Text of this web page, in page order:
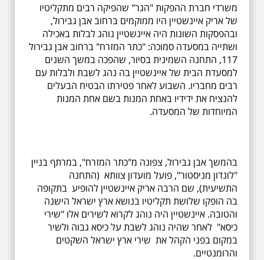
משרדי חברת ההפקות "הגר" שהפיקה רבים מתקליטיו
של אריק איינשטיין היו ממוקמים ברחוב אבן גבירול,
ובהפסקות השונות היה איינשטיין נוהג לבלות באכילה
ושתייה במסעדה סמוכה: "כתר המזרח" ברחוב אבן גבירול
117, התחנה השמינית בסיור, שהפכה במשך השנים
למסעדת הבית של איינשטיין בה נהג לשבת ולבלות עם
רבים מחבריו. השבוע לאחר פטירתו הבטיח הבעלים
להנציח את ידידיו באחת המנות בשם אחת המנות
המיוחדות של המסעדה.
בהמשך אבן גבירול, צפונה מ"כתר המזרח", במרתף בניין
"לונדון מניסטור", פועל מועדון צוותא (התחנה
התשיעית), שם הרבה אריק איינשטיין להופיע בתקופה
בה הופקו שלושת תקליטיו בנושא ארץ ישראל הישנה
והטובה. איינשטיין היה נוהג לקרוא לשירים אלו "שירי
כיסא" לאחר שהיה נוהג לשבת על כיסא גבוה ולשיר
במקום בפני הקהל את שירי ארץ ישראל השקטים
והרומנטיים.